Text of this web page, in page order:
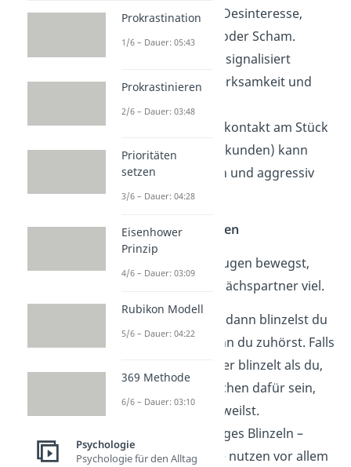
Schüchternheit, Desinteresse,
Gleichgültigkeit oder Scham.
Viel Blickkontakt signalisiert
Interesse, Aufmerksamkeit und
Zuneigung.
Sehr langer Blickkontakt am Stück
(länger als 3,3 Sekunden) kann
aber aufdringlich und aggressiv
wirken.
Mit den Augen spielen
Auch wie du deine Augen bewegst,
verrät deinem Gesprächspartner viel.
Wenn du redest, dann blinzelst du
häufiger, als wenn du zuhörst. Falls
dein Zuhörer öfter blinzelt als du,
kann das ein Zeichen dafür sein,
dass du ihn langweilst.
ABER: Sehr häufiges Blinzeln –
Augenklimpern – nutzen vor allem
Prokrastination
1/6 – Dauer: 05:43
Prokrastinieren
2/6 – Dauer: 03:48
Prioritäten
setzen
3/6 – Dauer: 04:28
Eisenhower
Prinzip
4/6 – Dauer: 03:09
Rubikon Modell
5/6 – Dauer: 04:22
369 Methode
6/6 – Dauer: 03:10
Psychologie
Psychologie für den Alltag